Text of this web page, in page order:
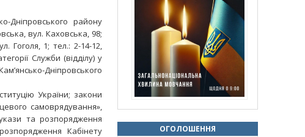
Дніпровського району
вул. Каховська, 98;
Гоголя, 1; тел.: 2-14-12,
Служби (відділу) у
Дніпровського
України; закони
самоврядування»,
та розпорядження
Кабінету
ОГОЛОШЕННЯ